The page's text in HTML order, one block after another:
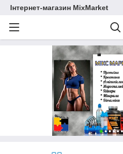
Інтернет-магазин MixMarket